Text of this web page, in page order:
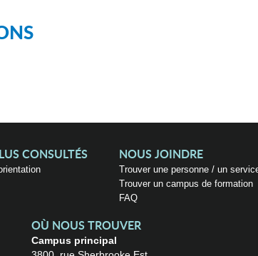
CONSULTÉS NOUS JOINDRE
Trouver une personne / un
Trouver un campus de formation
FAQ
OÙ NOUS TROUVER
Campus principal